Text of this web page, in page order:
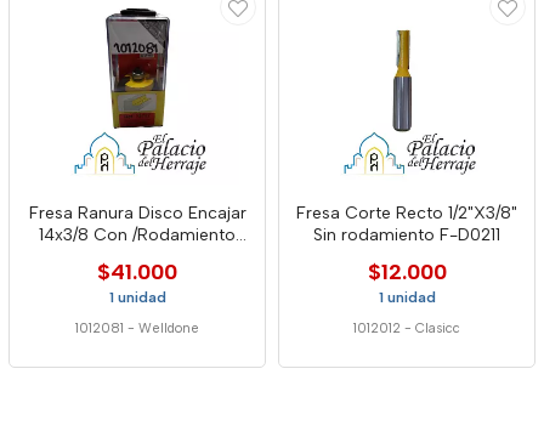
Fresa Ranura Disco Encajar
14x3/8 Con /Rodamiento
$41.000
1 unidad
1012081 - Welldone
Fresa Corte Recto 1/2"X3/8"
Sin rodamiento F-D0211
$12.000
1 unidad
1012012 - Clasicc